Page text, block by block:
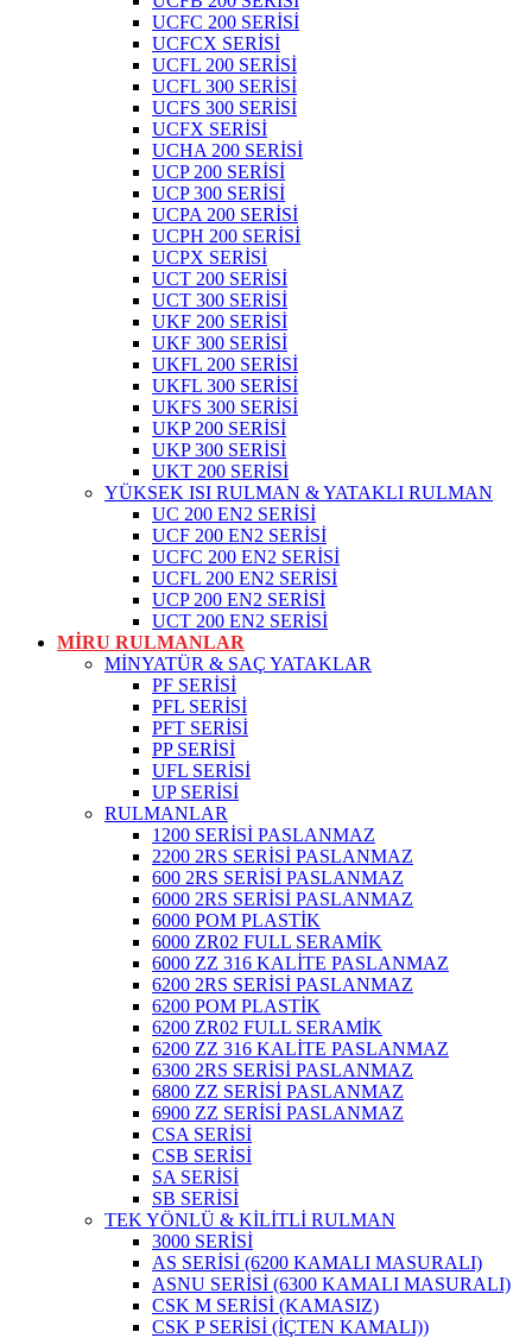
UCFC 200 SERİSİ
UCFCX SERİSİ
UCFL 200 SERİSİ
UCFL 300 SERİSİ
UCFS 300 SERİSİ
UCFX SERİSİ
UCHA 200 SERİSİ
UCP 200 SERİSİ
UCP 300 SERİSİ
UCPA 200 SERİSİ
UCPH 200 SERİSİ
UCPX SERİSİ
UCT 200 SERİSİ
UCT 300 SERİSİ
UKF 200 SERİSİ
UKF 300 SERİSİ
UKFL 200 SERİSİ
UKFL 300 SERİSİ
UKFS 300 SERİSİ
UKP 200 SERİSİ
UKP 300 SERİSİ
UKT 200 SERİSİ
YÜKSEK ISI RULMAN & YATAKLI RULMAN
UC 200 EN2 SERİSİ
UCF 200 EN2 SERİSİ
UCFC 200 EN2 SERİSİ
UCFL 200 EN2 SERİSİ
UCP 200 EN2 SERİSİ
UCT 200 EN2 SERİSİ
MİRU RULMANLAR
MİNYATÜR & SAÇ YATAKLAR
PF SERİSİ
PFL SERİSİ
PFT SERİSİ
PP SERİSİ
UFL SERİSİ
UP SERİSİ
RULMANLAR
1200 SERİSİ PASLANMAZ
2200 2RS SERİSİ PASLANMAZ
600 2RS SERİSİ PASLANMAZ
6000 2RS SERİSİ PASLANMAZ
6000 POM PLASTİK
6000 ZR02 FULL SERAMİK
6000 ZZ 316 KALİTE PASLANMAZ
6200 2RS SERİSİ PASLANMAZ
6200 POM PLASTİK
6200 ZR02 FULL SERAMİK
6200 ZZ 316 KALİTE PASLANMAZ
6300 2RS SERİSİ PASLANMAZ
6800 ZZ SERİSİ PASLANMAZ
6900 ZZ SERİSİ PASLANMAZ
CSA SERİSİ
CSB SERİSİ
SA SERİSİ
SB SERİSİ
TEK YÖNLÜ & KİLİTLİ RULMAN
3000 SERİSİ
AS SERİSİ (6200 KAMALI MASURALI)
ASNU SERİSİ (6300 KAMALI MASURALI)
CSK M SERİSİ (KAMASIZ)
CSK P SERİSİ (İÇTEN KAMALI))